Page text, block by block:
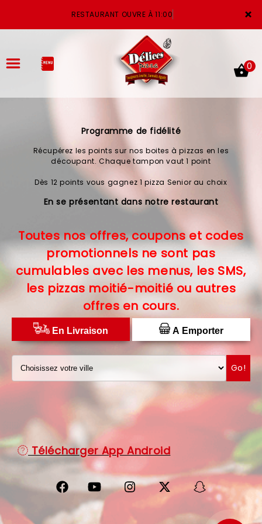
×
RESTAURANT OUVRE À 11:00
LA CARTE
VOTRE COMPTE
VOS AVIS
MENTIONS LÉGALES
C.G.V
PROTECTION DES DONNÉES
DISTRIBUTEUR DE PIZZAS
0
Programme de fidélité
Récupérez les points sur nos boites à pizzas en les
découpant. Chaque tampon vaut 1 point
Dès 12 points vous gagnez 1 pizza Senior au choix
En se présentant dans notre restaurant
Toutes nos offres, coupons et codes
promotionnels ne sont pas
cumulables avec les menus, les SMS,
les pizzas moitié-moitié ou autres
offres en cours.
En Livraison A Emporter
Go!
Télécharger App Android